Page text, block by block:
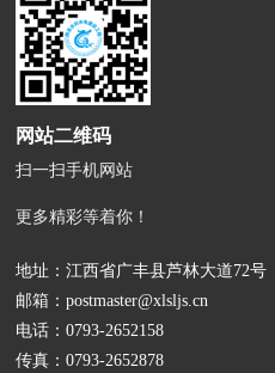
网站二维码
扫一扫手机网站
更多精彩等着你！
地址：江西省广丰县芦林大道72号
邮箱：postmaster@xlsljs.cn
电话：0793-2652158
传真：0793-2652878